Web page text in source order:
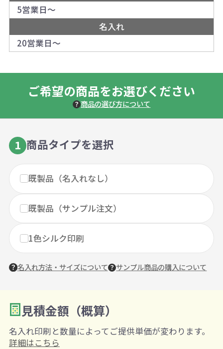
5営業日～
名入れ
20営業日～
ご希望の商品をお選びください
商品の選び方について
1 商品タイプを選択
既製品（名入れなし）
既製品（サンプル注文）
1色シルク印刷
名入れ方法・サイズについて サンプル商品の購入について
2 数量を入力
購入条件
見積金額（概算）
名入れ印刷と数量によってご提供単価が変わります。
詳細はこちら